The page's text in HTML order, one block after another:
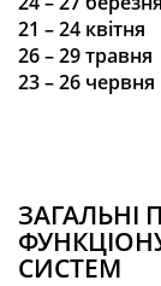
21 –24 квітня
26– 29 травня
23– 26 червня
СИСТЕМ